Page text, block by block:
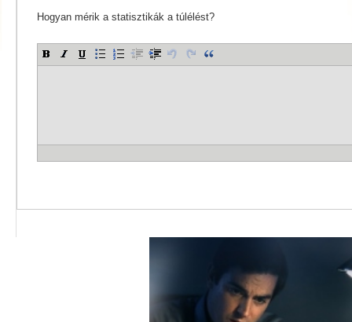
Hogyan mérik a statisztikák a túlélést?